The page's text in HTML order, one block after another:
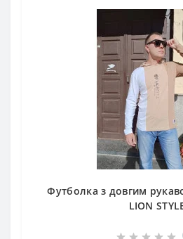
Футболка з довгим
LION